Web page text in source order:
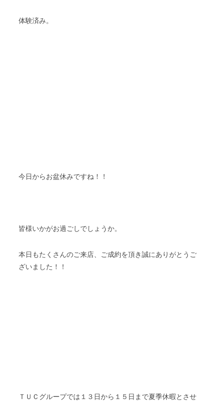
体験済み。
今日からお盆休みですね！！
皆様いかがお過ごしでしょうか。
本日もたくさんのご来店、ご成約を頂き誠にありがとうご
ざいました！！
ＴＵＣグループでは１３日から１５日まで夏季休暇とさせ